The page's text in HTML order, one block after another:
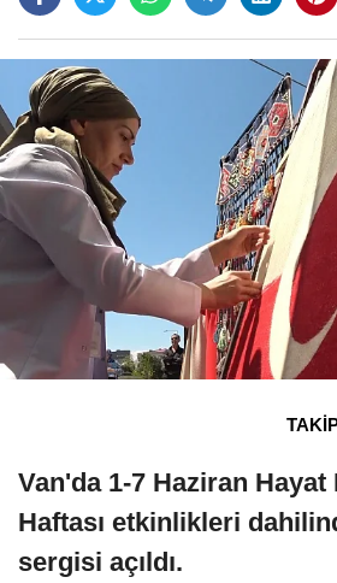
Van'da 1-7 Haziran
Haftası etkinlikleri
sergisi açıldı.